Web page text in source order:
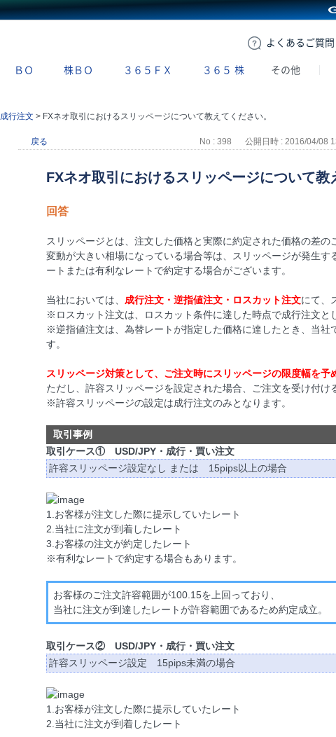
よくある ご質問
ＢＯ 株ＢＯ ３６５ＦＸ ３６５ 株 その他
成行注文 > FXネオ取引におけるスリッページについて教えてください。
戻る No : 398 公開日時 : 2016/04/08
FXネオ取引におけるスリッページについて教
回答
スリッページとは、注文した価格と実際に約定された価格の差の
変動が大きい相場になっている場合等は、スリッページが発生
ートまたは有利なレートで約定する場合がございます。
当社においては、 成行注文・逆指値注文・ロスカット注文にて、
※ロスカット注文は、ロスカット条件に達した時点で成行注文と
※逆指値注文は、為替レートが指定した価格に達したとき、当社
す。
スリッページ対策として、ご注文時にスリッページの限度幅を予
ただし、許容スリッページを設定された場合、ご注文を受け付
※許容スリッページの設定は成行注文のみとなります。
取引事例
取引ケース① USD/JPY・成行・買い注文
許容スリッページ設定なし または 15pips以上の場合
1.お客様が注文した際に提示していたレート
2.当社に注文が到着したレート
3.お客様の注文が約定したレート
※有利なレートで約定する場合もあります。
お客様のご注文許容範囲が100.15を上回っており、
当社に注文が到達したレートが許容範囲であるため約定成立。
取引ケース② USD/JPY・成行・買い注文
許容スリッページ設定 15pips未満の場合
1.お客様が注文した際に提示していたレート
2.当社に注文が到着したレート